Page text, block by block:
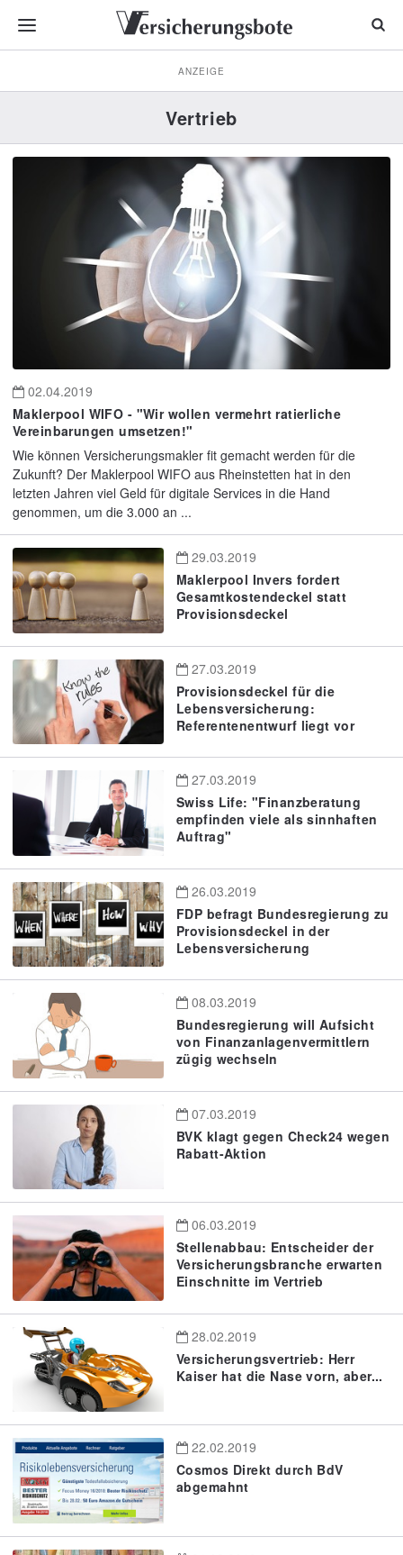
ANZEIGE
Vertrieb
02.04.2019
Maklerpool WIFO - "Wir wollen vermehrt ratierliche
Vereinbarungen umsetzen!"
Wie können Versicherungsmakler fit gemacht werden für die
Zukunft? Der Maklerpool WIFO aus Rheinstetten hat in den
letzten Jahren viel Geld für digitale Services in die Hand
genommen, um die 3.000 an ...
29.03.2019
Maklerpool Invers fordert
Gesamtkostendeckel statt
Provisionsdeckel
27.03.2019
Provisionsdeckel für die
Lebensversicherung:
Referentenentwurf liegt vor
27.03.2019
Swiss Life: "Finanzberatung
empfinden viele als sinnhaften
Auftrag"
26.03.2019
FDP befragt Bundesregierung zu
Provisionsdeckel in der
Lebensversicherung
08.03.2019
Bundesregierung will Aufsicht
von Finanzanlagenvermittlern
zügig wechseln
07.03.2019
BVK klagt gegen Check24 wegen
Rabatt-Aktion
06.03.2019
Stellenabbau: Entscheider der
Versicherungsbranche erwarten
Einschnitte im Vertrieb
28.02.2019
Versicherungsvertrieb: Herr
Kaiser hat die Nase vorn, aber...
22.02.2019
Cosmos Direkt durch BdV
abgemahnt